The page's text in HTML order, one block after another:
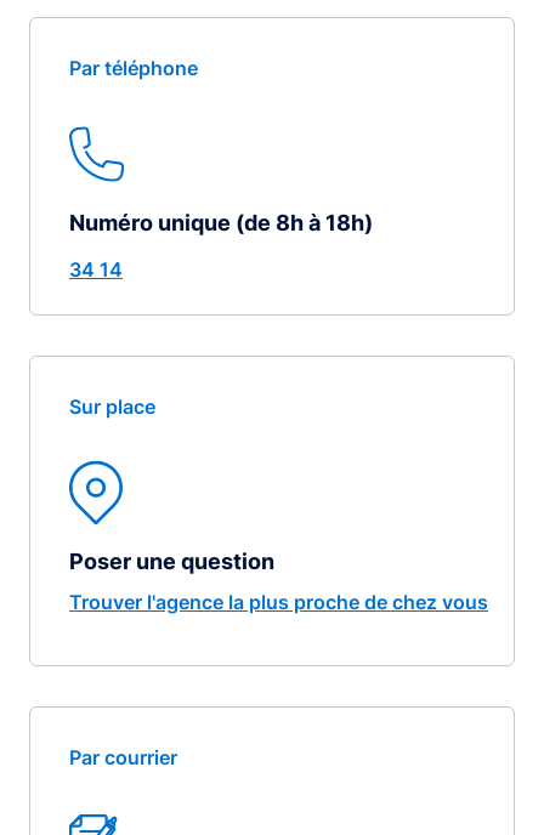
Par téléphone
Numéro unique (de 8h à 18h)
34 14
Sur place
Poser une question
Trouver l'agence la plus proche de chez vous
Par courrier